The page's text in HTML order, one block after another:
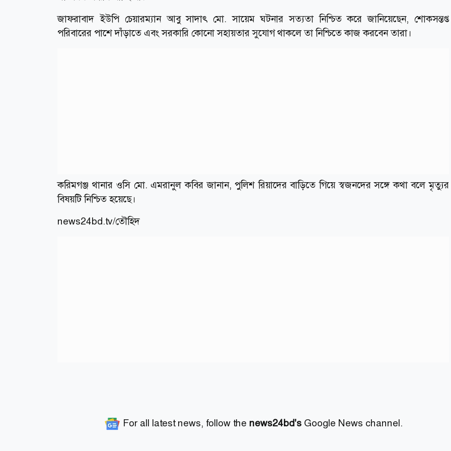
জাফরাবাদ ইউপি চেয়ারম্যান আবু সাদাৎ মো. সায়েম ঘটনার সত্যতা নিশ্চিত করে জানিয়েছেন, শোকসন্তপ্ত
পরিবারের পাশে দাঁড়াতে এবং সরকারি কোনো সহায়তার সুযোগ থাকলে তা নিশ্চিতে কাজ করবেন তারা।
করিমগঞ্জ থানার ওসি মো. এমরানুল কবির জানান, পুলিশ রিয়াদের বাড়িতে গিয়ে স্বজনদের সঙ্গে কথা বলে মৃত্যুর
বিষয়টি নিশ্চিত হয়েছে।
news24bd.tv/তৌহিদ
For all latest news, follow the news24bd'sGoogle News channel.